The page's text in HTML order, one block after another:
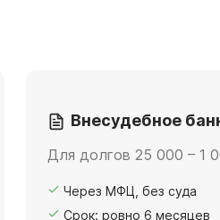
Внесудебное
Для долгов 25 000 – 1
Через МФЦ, без суда
Срок: ровно 6 месяцев